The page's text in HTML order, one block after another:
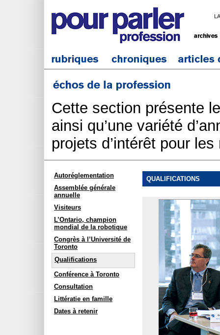
Cette section présente
ainsi qu’une variété
projets d’intérêt pour
Autoréglementation
Assemblée générale
annuelle
Visiteurs
L’Ontario, champion
mondial de la robotique
Congrès à l’Université de
Toronto
Qualifications
Conférence à Toronto
Consultation
Littératie en famille
Dates à retenir
QUALIFICATIONS